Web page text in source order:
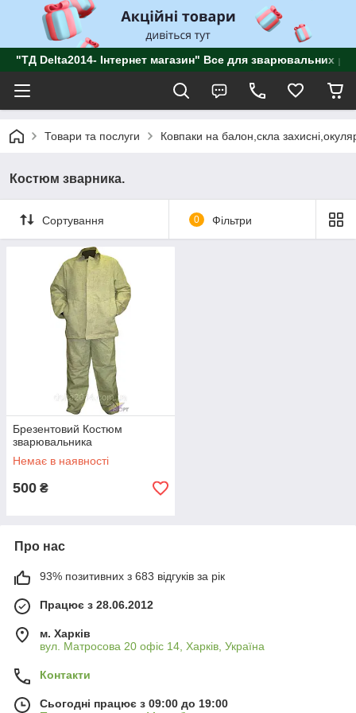
"ТД Delta2014- Інтернет магазин" Все для зварювальних
Товари та послуги Ковпаки на балон,скла
Костюм зварника.
Сортування 0 Фільтри
Брезентовий Костюм
зварювальника
Немає в наявності
500 ₴
Про нас
93% позитивних з 683 відгуків за рік
Працює з 28.06.2012
м. Харків
вул. Матросова 20 офіс 14, Харків, Україна
Контакти
Сьогодні працює з 09:00 до 19:00